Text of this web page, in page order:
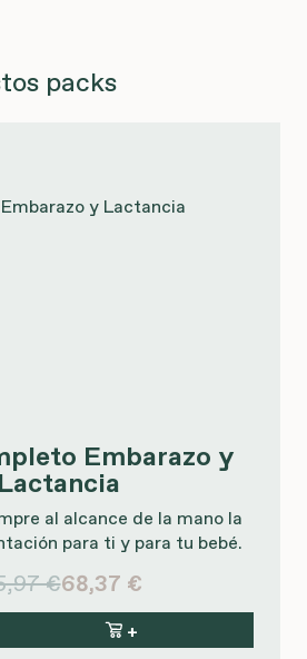
packs
Embarazo y
Lactancia
al alcance de la mano la
para ti y para tu bebé.
€68,37 €
+